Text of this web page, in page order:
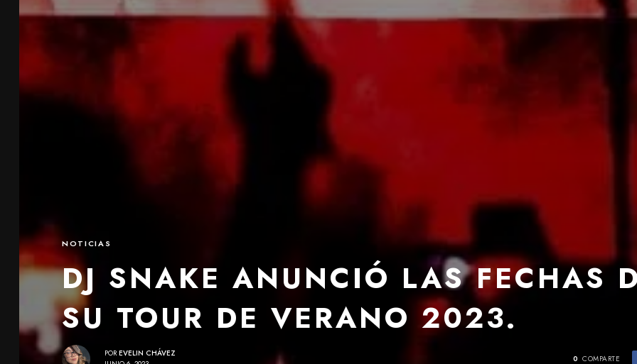
NOTICIAS
DJ SNAKE ANUNCIÓ LAS FECHAS
SU TOUR DE VERANO 2023.
POR EVELIN CHÁVEZ
0 COMPARTE